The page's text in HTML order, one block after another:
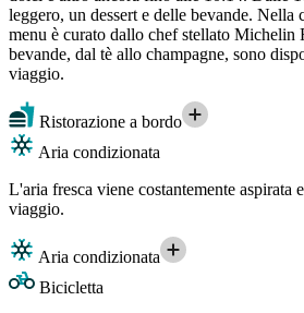
leggero, un dessert e delle bevande. Nella
menu è curato dallo chef stellato
bevande, dal tè allo champagne, sono
viaggio.
Ristorazione a bordo
Aria condizionata
L'aria fresca viene costantemente aspirata
viaggio.
Aria condizionata
Bicicletta